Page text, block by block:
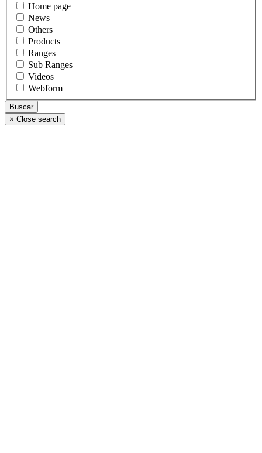
Home page
News
Others
Products
Ranges
Sub Ranges
Videos
Webform
× Close search